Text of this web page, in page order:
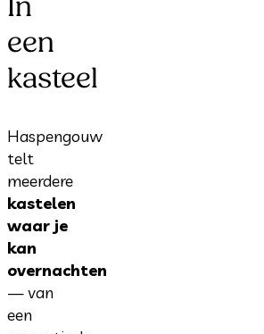
In
een
kasteel
Haspengouw
telt
meerdere
kastelen
waar je
kan
overnachten
— van
een